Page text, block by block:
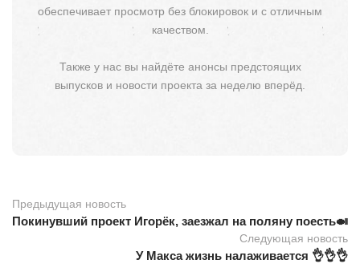
обеспечивает просмотр без блокировок и с отличным
качеством.
Также у нас вы найдёте анонсы предстоящих
выпусков и новости проекта за неделю вперёд.
Предыдущая новость
Покинувший проект Игорёк, заезжал на поляну поесть🍛
Следующая новость
У Макса жизнь налаживается 👌👌👌